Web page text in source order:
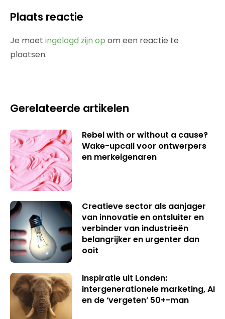
Plaats reactie
Je moet ingelogd zijn op om een reactie te
plaatsen.
Gerelateerde artikelen
Rebel with or without a cause?
Wake-upcall voor ontwerpers
en merkeigenaren
Creatieve sector als aanjager
van innovatie en ontsluiter en
verbinder van industrieën
belangrijker en urgenter dan
ooit
Inspiratie uit Londen:
intergenerationele marketing, AI
en de ‘vergeten’ 50+-man